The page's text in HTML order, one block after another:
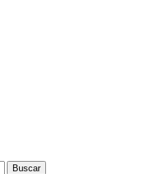
Buscar